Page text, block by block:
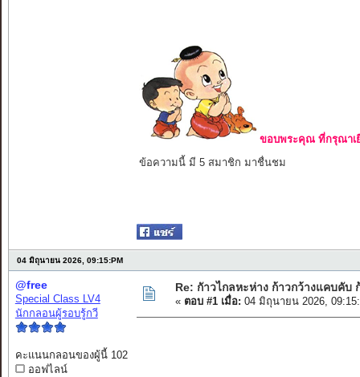
ขอบพระคุณ ที่กรุณาเ
ข้อความนี้ มี 5 สมาชิก มาชื่นชม
04 มิถุนายน 2026, 09:15:PM
@free
Special Class LV4
นักกลอนผู้รอบรู้กวี
คะแนนกลอนของผู้นี้ 102
ออฟไลน์
Re: กัาวไกลหะห่าง ก้าวกว้างแคบคับ
« ตอบ #1 เมื่อ: 04 มิถุนายน 2026,